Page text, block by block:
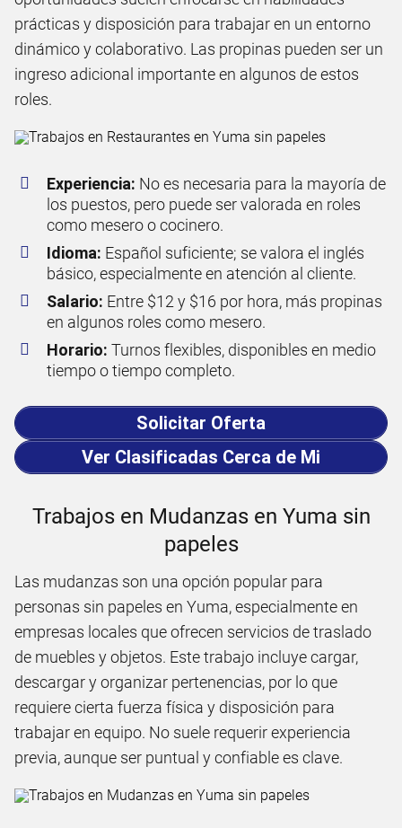
prácticas y disposición para trabajar en un entorno
dinámico y colaborativo. Las propinas pueden ser un
ingreso adicional importante en algunos de estos
roles.
Experiencia: No es necesaria para la mayoría de
los puestos, pero puede ser valorada en roles
como mesero o cocinero.
Idioma: Español suficiente; se valora el inglés
básico, especialmente en atención al cliente.
Salario: Entre $12 y $16 por hora, más propinas
en algunos roles como mesero.
Horario: Turnos flexibles, disponibles en medio
tiempo o tiempo completo.
Solicitar Oferta
Ver Clasificadas Cerca de Mi
Trabajos en Mudanzas en Yuma sin
papeles
Las mudanzas son una opción popular para
personas sin papeles en Yuma, especialmente en
empresas locales que ofrecen servicios de traslado
de muebles y objetos. Este trabajo incluye cargar,
descargar y organizar pertenencias, por lo que
requiere cierta fuerza física y disposición para
trabajar en equipo. No suele requerir experiencia
previa, aunque ser puntual y confiable es clave.